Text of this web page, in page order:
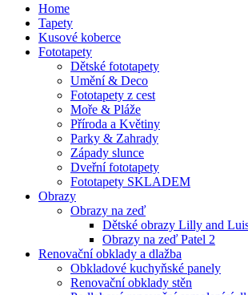
Home
Tapety
Kusové koberce
Fototapety
Dětské fototapety
Umění & Deco
Fototapety z cest
Moře & Pláže
Příroda a Květiny
Parky & Zahrady
Západy slunce
Dveřní fototapety
Fototapety SKLADEM
Obrazy
Obrazy na zeď
Dětské obrazy Lilly and
Obrazy na zeď Patel 2
Renovační obklady a dlažba
Obkladové kuchyňské panely
Renovační obklady stěn